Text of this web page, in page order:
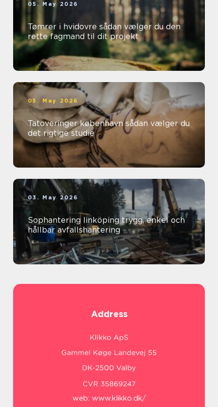
05. May 2026
Tømrer i hvidovre sådan vælger du den
rette fagmand til dit projekt
05. May 2026
Tatoveringer københavn sådan vælger du
det rigtige studie
03. May 2026
Sophantering linköping trygg, enkel och
hållbar avfallshantering
Address
web: www.klikko.dk/